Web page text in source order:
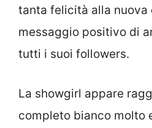
tanta felicità alla nuova
messaggio positivo di
tutti i suoi followers.
La showgirl appare
completo bianco molto